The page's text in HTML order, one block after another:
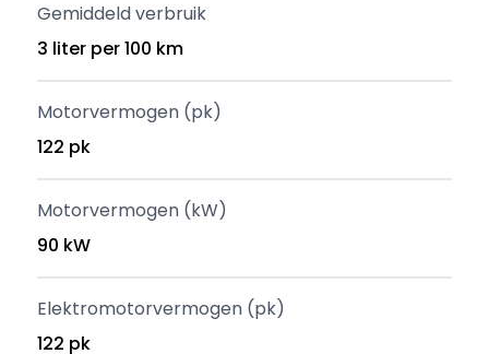
Gemiddeld verbruik
3 liter per 100 km
Motorvermogen (pk)
122 pk
Motorvermogen (kW)
90 kW
Elektromotorvermogen (pk)
122 pk